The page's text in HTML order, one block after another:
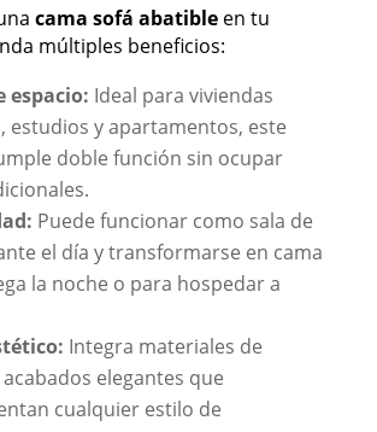
cama sofá abatibleen tu
múltiples beneficios:
espacio: Ideal para viviendas
estudios y apartamentos, este
doble función sin ocupar
Puede funcionar como sala de
el día y transformarse en cama
la noche o para hospedar a
Integra materiales de
elegantes que
cualquier estilo de